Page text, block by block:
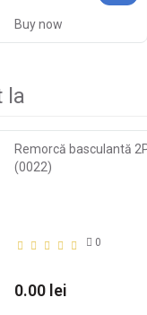
Buy now
la
Remorcă basculantă
(0022)
0
0.00 lei